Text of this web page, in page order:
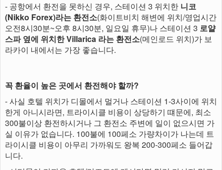
- 공항에서 환전을 못하신 경우, 스테이션 3 위치한 니코
(Nikko Forex)라는 환전소(화이트비치 해변에 위치/영업시간
오전8시30분~오후 8시30분, 일요일 휴무)나 스테이션 3 로얄
스파 옆에 위치한 Villarica 라는 환전소(메인로드 위치)가 보
라카이 내에서는 가장 좋습니다.
꼭 환율이 높은 곳에서 환전해야 할까?
- 사실 호텔 위치가 디몰에서 멀거나 스테이션 1-3사이에 위치
한게 아니시라면, 트라이시클 비용이 상당하기 떄문에, 최소
300불이상 환전하시거나 그 환전소 주변에 일이 없으시면 가
실 이유가 없습니다. 100불에 100페소 가량차이가 나는데 트
라이시클 비용이 아무리 가까워도 왕복 200-300페소 들어갑
니다.